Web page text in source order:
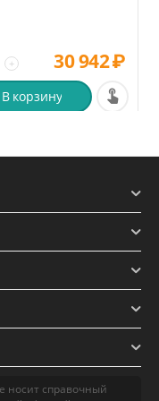
+ 30 942₽
В корзину
носит справочный